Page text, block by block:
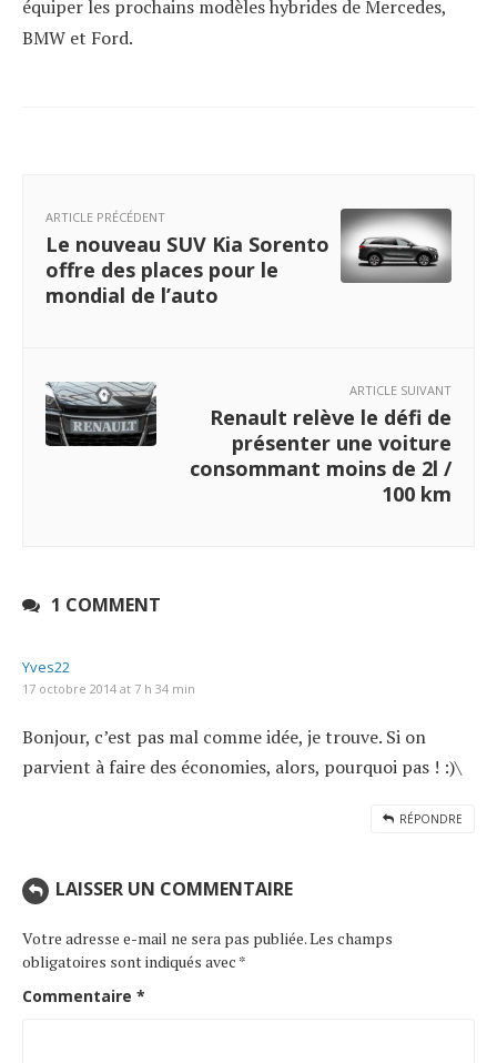
équiper les prochains modèles hybrides de Mercedes,
BMW et Ford.
ARTICLE PRÉCÉDENT
Le nouveau SUV Kia Sorento
offre des places pour le
mondial de l’auto
ARTICLE SUIVANT
Renault relève le défi de
présenter une voiture
consommant moins de 2l /
100 km
1 COMMENT
Yves22
17 octobre 2014 at 7 h 34 min
Bonjour, c’est pas mal comme idée, je trouve. Si on
parvient à faire des économies, alors, pourquoi pas ! :)\
RÉPONDRE
LAISSER UN COMMENTAIRE
Votre adresse e-mail ne sera pas publiée.Les champs
obligatoires sont indiqués avec *
Commentaire *